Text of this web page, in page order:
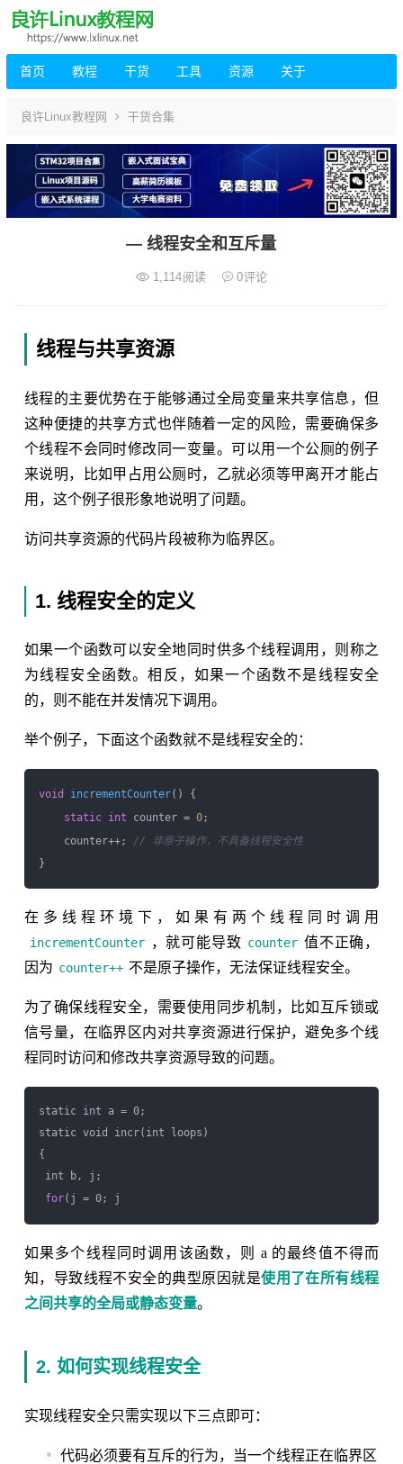
首页 教程 干货 工具 资源 关于
良许Linux教程网 干货合集
— 线程安全和互斥量
1,114阅读 0评论
线程与共享资源
线程的主要优势在于能够通过全局变量来共享信息，但
这种便捷的共享方式也伴随着一定的风险，需要确保多
个线程不会同时修改同一变量。可以用一个公厕的例子
来说明，比如甲占用公厕时，乙就必须等甲离开才能占
用，这个例子很形象地说明了问题。
访问共享资源的代码片段被称为临界区。
1. 线程安全的定义
如果一个函数可以安全地同时供多个线程调用，则称之
为线程安全函数。相反，如果一个函数不是线程安全
的，则不能在并发情况下调用。
举个例子，下面这个函数就不是线程安全的：
void incrementCounter()
{
static int counter = 0;
counter++; // 非原子操作，不具备线程安全性
在多线程环境下，如果有两个线程同时调用
incrementCounter ，就可能导致 counter 值不正确，
因为 counter++ 不是原子操作，无法保证线程安全。
为了确保线程安全，需要使用同步机制，比如互斥锁或
信号量，在临界区内对共享资源进行保护，避免多个线
程同时访问和修改共享资源导致的问题。
static int a = 0;
static void incr(int loops)
{
int b, j;
for(j = 0; j
如果多个线程同时调用该函数，则 a 的最终值不得而
知，导致线程不安全的典型原因就是使用了在所有线程
之间共享的全局或静态变量。
2. 如何实现线程安全
实现线程安全只需实现以下三点即可：
代码必须要有互斥的行为，当一个线程正在临界区